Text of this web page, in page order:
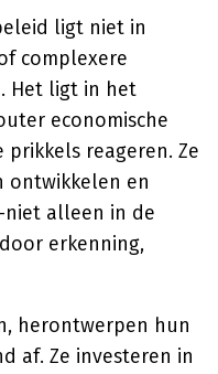
ligt niet in
complexere
Het ligt in het
economische
reageren. Ze
ontwikkelen en
alleen in de
erkenning,
herontwerpen hun
af. Ze investeren in